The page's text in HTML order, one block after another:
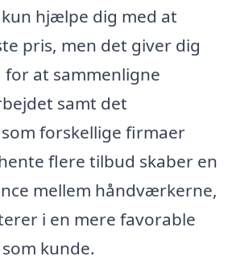
hjælpe dig med at
pris, men det giver dig
at sammenligne
samt det
forskellige firmaer
flere tilbud skaber en
mellem håndværkerne,
i en mere favorable
kunde.